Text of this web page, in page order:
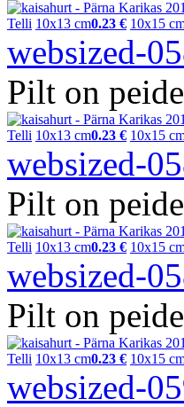
Telli 10x13 cm0.23 € 10x15
websized-
Pilt on
Telli 10x13 cm0.23 € 10x15
websized-
Pilt on
Telli 10x13 cm0.23 € 10x15
websized-
Pilt on
Telli 10x13 cm0.23 € 10x15
websized-